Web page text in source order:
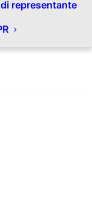
representante
che svolga
servizi di
della tua
obblighi EPR,
un